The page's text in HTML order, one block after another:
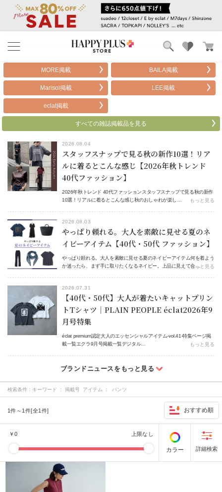
雑誌掲載アイテム
お気に入り
MORE掲載 BAILA掲載
Marisol掲載 LEE掲載
eclat掲載
すべての雑誌掲載品を見る
2026.08.04
スタッフスナップで見る秋の新作10選！リア
ルに着るとこんな感じ【2026年秋トレンド
40代ファッション】
2026年秋トレンド 40代ファッションスタッフスナップで見る秋の新作
10選！リアルに着るとこんな感じ秋のおしゃれが楽し…
もっと見る
2026.08.03
やっぱり頼れる。大人を素敵に見せる夏のネ
イビーアイテム【40代・50代 ファッション】
やっぱり頼れる。大人を素敵に見せる夏のネイビーアイテム何を着よう
か迷ったら、まず手に取りたくなるネイビー。上品に見えて合…もっと見る
2026.07.31
【40代・50代】大人が着たいキャットプリン
トTシャツ｜PLAIN PEOPLE éclat2026年9
月号特集
éclat premium認定大人のエッセンシャルアイテム-vol.41-特集ページ掲
載一覧エクラ9月号掲載一覧デジタル…
もっと見る
検索条件： キーワード ： 掲載号 アイテム ： パンツ
1件～1件[全1件] おすすめ順
￥0 上限なし
カラー